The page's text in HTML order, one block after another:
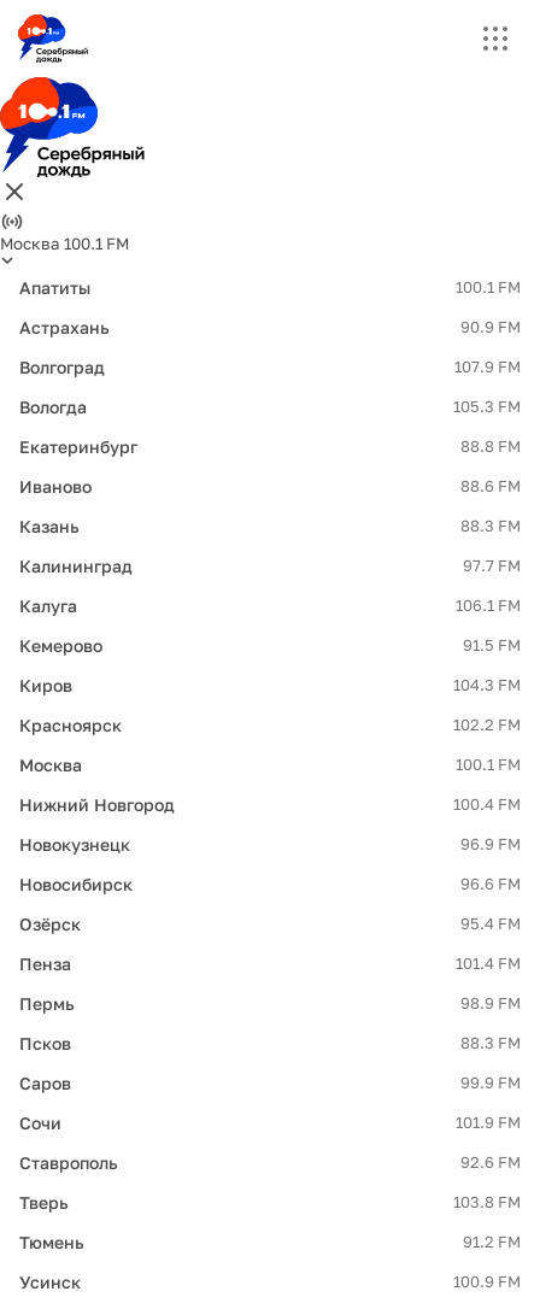
Москва 100.1 FM
Апатиты 100.1 FM
Астрахань 90.9 FM
Волгоград 107.9 FM
Вологда 105.3 FM
Екатеринбург 88.8 FM
Иваново 88.6 FM
Казань 88.3 FM
Калининград 97.7 FM
Калуга 106.1 FM
Кемерово 91.5 FM
Киров 104.3 FM
Красноярск 102.2 FM
Москва 100.1 FM
Нижний Новгород 100.4 FM
Новокузнецк 96.9 FM
Новосибирск 96.6 FM
Озёрск 95.4 FM
Пенза 101.4 FM
Пермь 98.9 FM
Псков 88.3 FM
Саров 99.9 FM
Сочи 101.9 FM
Ставрополь 92.6 FM
Тверь 103.8 FM
Тюмень 91.2 FM
Усинск 100.9 FM